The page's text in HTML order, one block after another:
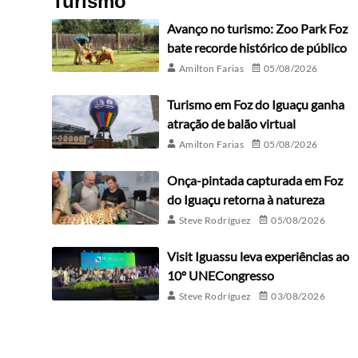
Avanço no turismo: Zoo Park Foz
bate recorde histórico de público
Amilton Farias 05/08/2026
Turismo em Foz do Iguaçu ganha
atração de balão virtual
Amilton Farias 05/08/2026
Onça-pintada capturada em Foz
do Iguaçu retorna à natureza
Steve Rodríguez 05/08/2026
Visit Iguassu leva experiências ao
10º UNECongresso
Steve Rodríguez 03/08/2026